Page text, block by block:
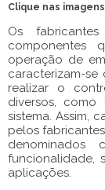
Clique nas
Os
componentes
operação de
caracterizam-
realizar o
diversos,
sistema. Assim,
pelos
funcionalidade,
aplicações.